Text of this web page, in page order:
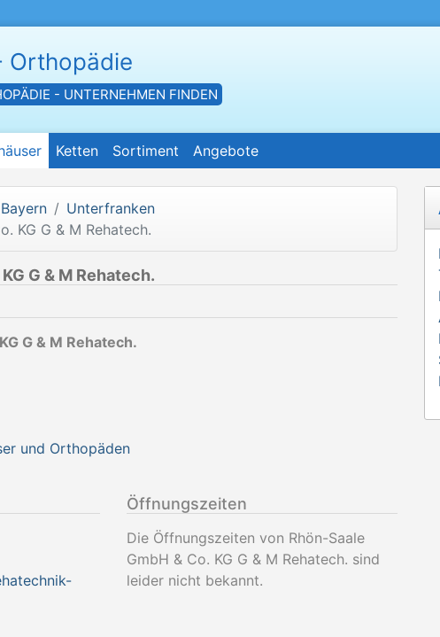
Orthopädie
- UNTERNEHMEN FINDEN
Ketten Sortiment Angebote
Bayern
Unterfranken
KG G & M Rehatech.
G & M Rehatech.
G & M Rehatech.
und Orthopäden
Öffnungszeiten
Die Öffnungszeiten von Rhön-Saale
GmbH & Co. KG G & M Rehatech. sind
leider nicht bekannt.